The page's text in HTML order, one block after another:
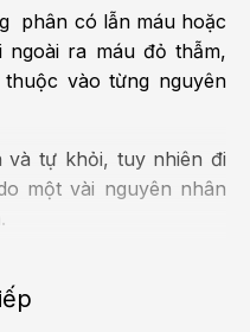
phân có lẫn máu hoặc
ra máu đỏ thẫm,
vào từng nguyên
tự khỏi, tuy nhiên đi
một vài nguyên nhân